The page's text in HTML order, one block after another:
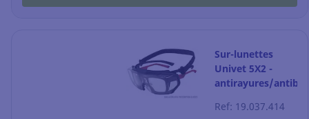
Sur-lunettes
Univet 5X2 -
antirayures/
paire
Ref: 19.037.414